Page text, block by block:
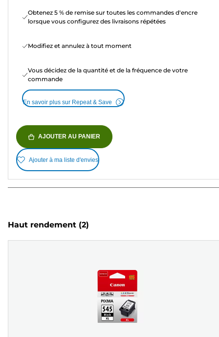
Obtenez 5 % de remise sur toutes les commandes d'encre
lorsque vous configurez des livraisons répétées
Modifiez et annulez à tout moment
Vous décidez de la quantité et de la fréquence de votre
commande
En savoir plus sur Repeat & Save
AJOUTER AU PANIER
Ajouter à ma liste d'envies
Haut rendement (2)